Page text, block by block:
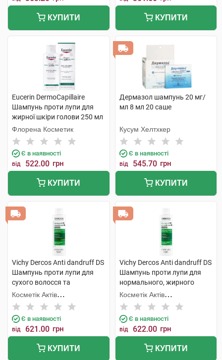
КУПИТИ КУПИТИ
Eucerin DermoCapillaire
Шампунь проти лупи для
жирної шкіри голови 250 мл
1 флакон
Флорена Косметик
Є в наявності
від 522.00 грн
КУПИТИ
Дермазол шампунь 20 мг/
мл 8 мл 20 саше
Кусум Хелтхкер
Є в наявності
від 545.70 грн
КУПИТИ
Vichy Dercos Anti dandruff DS
Шампунь проти лупи для
сухого волосся та
подразненої шкіри голови
200 мл 1 флакон
Косметік Актів
Інтернаціональ
Є в наявності
від 621.00 грн
КУПИТИ
Vichy Dercos Anti dandruff DS
Шампунь проти лупи для
нормального, жирного
волосся та подразненої
шкіри голови 200 мл 1
флакон
Косметік Актів
Інтернаціональ
Є в наявності
від 622.00 грн
КУПИТИ